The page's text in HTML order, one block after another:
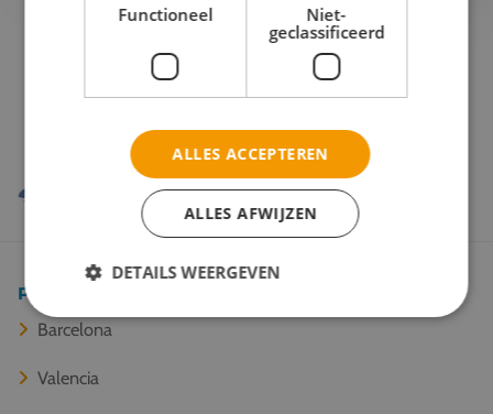
Onze reispartners
Populaire bestemmingen
Barcelona
Valencia
Functioneel
Niet-
geclassificeerd
ALLES ACCEPTEREN
ALLES AFWIJZEN
DETAILS WEERGEVEN